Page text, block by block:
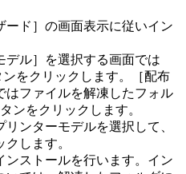
ード］の画面表示に従いイン
デル］を選択する画面では
ンをクリックします。［配布
はファイルを解凍したフォル
ンをクリックします。
リンターモデルを選択して、
クします。
ンストールを行います。イン